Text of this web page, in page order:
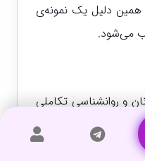
همین دلیل یک نمونه‌ی
می‌شود.
و روانشناسی تکاملی
بیشتر به دنبال
در حالی که زنان